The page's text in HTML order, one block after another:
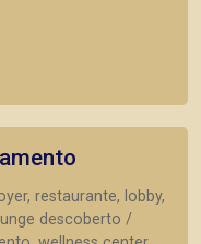
restaurante, lobby,
descoberto /